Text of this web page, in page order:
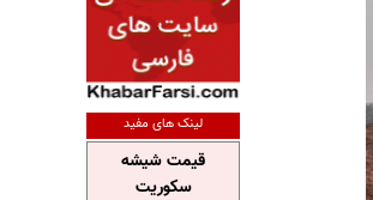
لینک های مفید
قیمت شیشه
سکوریت